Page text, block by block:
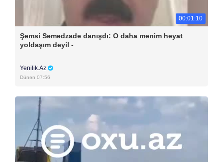
00:01:10
Şəmsi Səmədzadə danışdı: O daha mənim həyat
yoldaşım deyil -
Yenilik.Az
Dünən 07:56